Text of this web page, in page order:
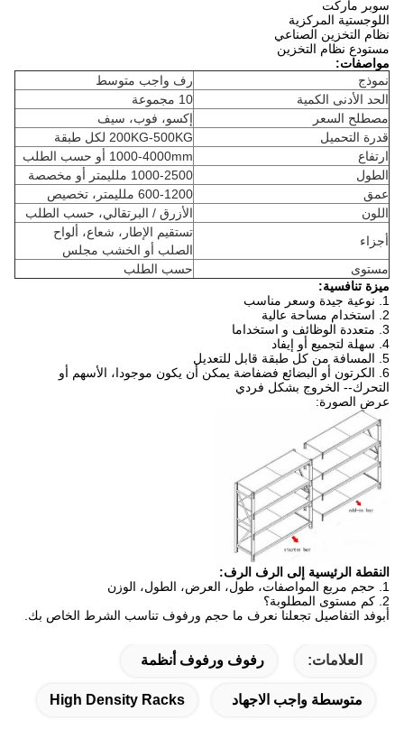
سوبر ماركت
اللوجستية المركزية
نظام التخزين الصناعي
مستودع نظام التخزين
مواصفات:
نموذج
رف واجب متوسط
الحد الأدنى الكمية
10 مجموعة
مصطلح السعر
إكسو، فوب، سيف
قدرة التحميل
200KG-500KG لكل طبقة
ارتفاع
1000-4000mm أو حسب الطلب
الطول
1000-2500 ملليمتر أو مخصصة
عمق
600-1200 ملليمتر، تخصيص
اللون
الأزرق / البرتقالي، حسب الطلب
أجزاء
تستقيم الإطار، شعاع، ألواح
الصلب أو الخشب مجلس
مستوى
حسب الطلب
ميزة تنافسية:
4. سهلة لتجميع أو إيفاد
5. المسافة من كل طبقة قابل للتعديل
6. الكرتون أو البضائع فضفاضة يمكن أن يكون موجودا، الأسهم أو
التحرك-- الخروج بشكل فردي
عرض الصورة:
النقطة الرئيسية إلى الرف الرف:
أبوفد التفاصيل تجعلنا نعرف ما حجم ورفوف تناسب الشرط الخاص بك.
العلامات: رفوف ورفوف أنظمة
متوسطة واجب الاجهاد High Density Racks